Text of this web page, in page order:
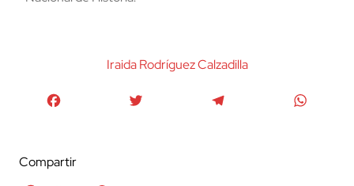
Iraida Rodríguez Calzadilla
Compartir